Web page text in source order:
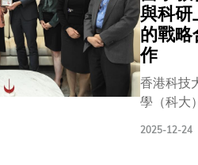
蛋白質能
準確地送
正確的目
地，以維
細胞的正
功能。這
系統一旦
了一套綜
架，涵蓋
組、共生
構、共生
組、空間
層次整合
brings his
as the life
與科研
的戰略
作
香港科技
學（科大
2025-12-24